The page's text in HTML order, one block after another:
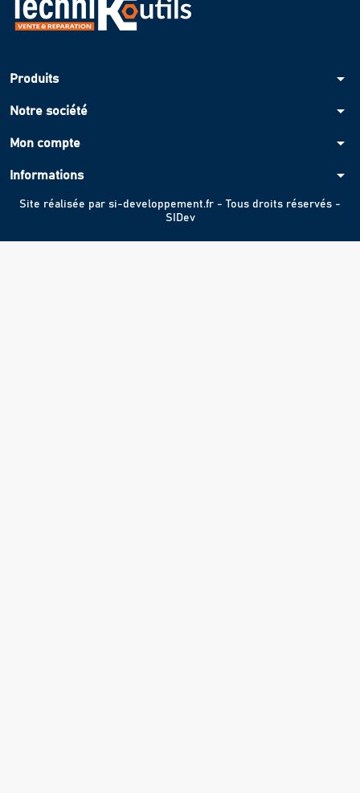
Produits arrow_drop_down
Notre société arrow_drop_down
Mon compte arrow_drop_down
Informations arrow_drop_down
Site réalisée par si-developpement.fr - Tous droits réservés -
SIDev